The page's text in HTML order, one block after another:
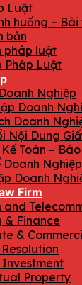
Luật
huống –
bản
pháp luật
Pháp Luật
Nghiệp
Doanh
Doanh
Nội Dung
Toán –
Doanh Nghiệp
Doanh
Firm
and
& Finance
&
Investment
Property